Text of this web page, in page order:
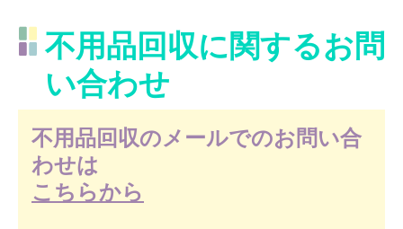
不用品回収に関するお問
い合わせ
不用品回収のメールでのお問い合
わせは
こちらから